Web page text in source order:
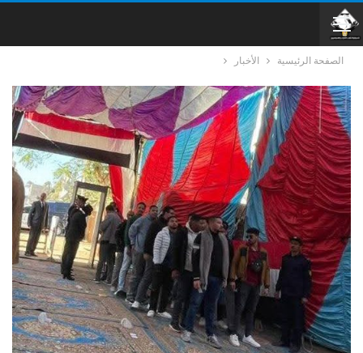
الصفحة الرئيسية الأخبار